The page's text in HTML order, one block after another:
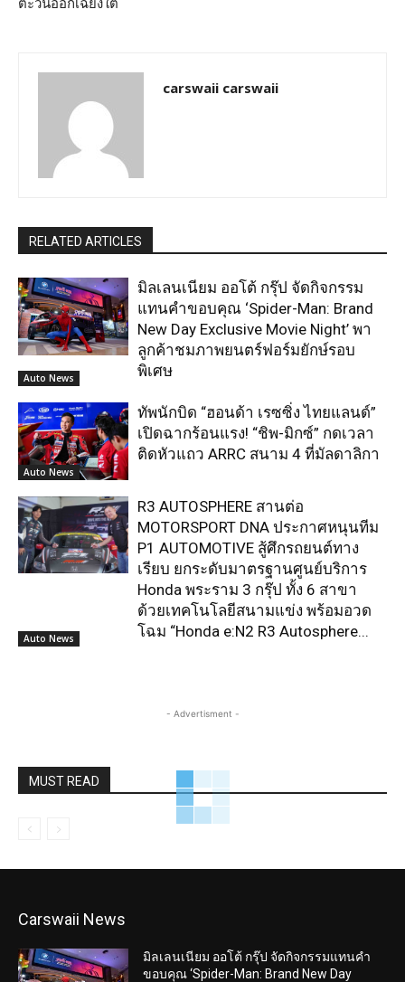
ตะวันออกเฉียงใต้
carswaii carswaii
RELATED ARTICLES
Auto News
มิลเลนเนียม ออโต้ กรุ๊ป จัดกิจกรรม
แทนคำขอบคุณ ‘Spider-Man: Brand
New Day Exclusive Movie Night’ พา
ลูกค้าชมภาพยนตร์ฟอร์มยักษ์รอบ
พิเศษ
Auto News
ทัพนักบิด “ฮอนด้า เรซซิ่ง ไทยแลนด์”
เปิดฉากร้อนแรง! “ชิพ-มิกซ์” กดเวลา
ติดหัวแถว ARRC สนาม 4 ที่มัลดาลิกา
Auto News
R3 AUTOSPHERE สานต่อ
MOTORSPORT DNA ประกาศหนุนทีม
P1 AUTOMOTIVE สู้ศึกรถยนต์ทาง
เรียบ ยกระดับมาตรฐานศูนย์บริการ
Honda พระราม 3 กรุ๊ป ทั้ง 6 สาขา
ด้วยเทคโนโลยีสนามแข่ง พร้อมอวด
โฉม “Honda e:N2 R3 Autosphere...
- Advertisment -
MUST READ
Carswaii News
มิลเลนเนียม ออโต้ กรุ๊ป จัดกิจกรรมแทนคำ
ขอบคุณ ‘Spider-Man: Brand New Day